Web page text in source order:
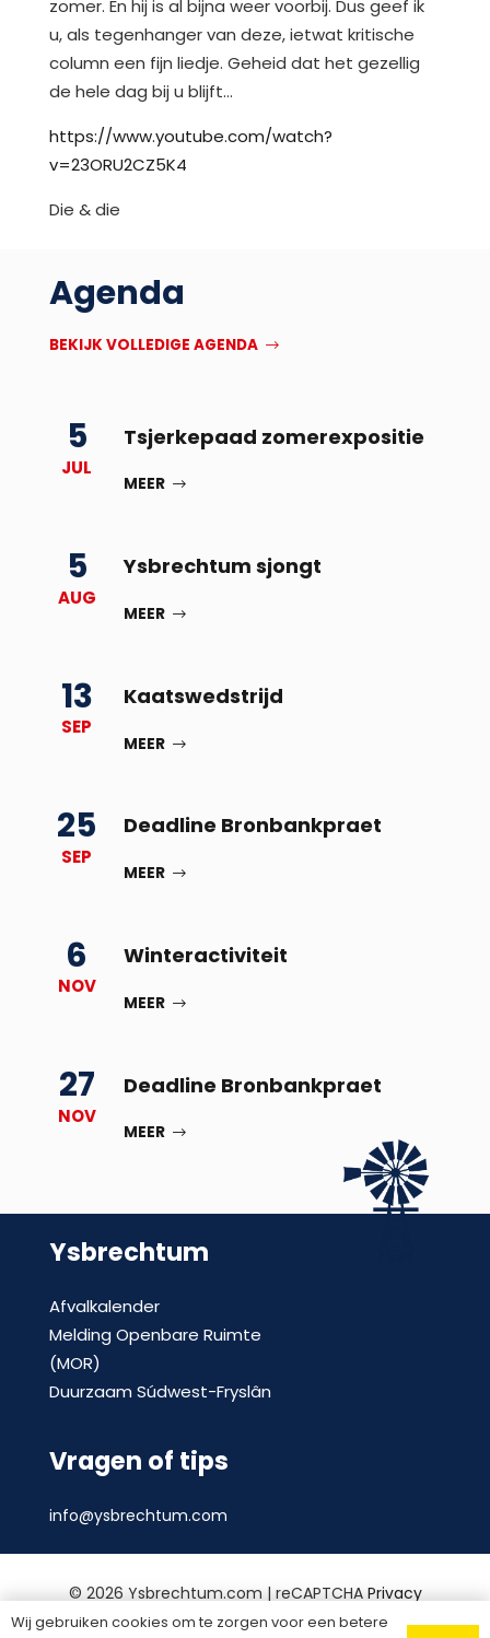
zomer. En hij is al bijna weer voorbij. Dus geef ik
u, als tegenhanger van deze, ietwat kritische
column een fijn liedje. Geheid dat het gezellig
de hele dag bij u blijft…
https://www.youtube.com/watch?
v=23ORU2CZ5K4
Die & die
Agenda
BEKIJK VOLLEDIGE AGENDA
5
JUL
Tsjerkepaad zomerexpositie
MEER
5
AUG
Ysbrechtum sjongt
MEER
13
SEP
Kaatswedstrijd
MEER
25
SEP
Deadline Bronbankpraet
MEER
6
NOV
Winteractiviteit
MEER
27
NOV
Deadline Bronbankpraet
MEER
Ysbrechtum
Afvalkalender
Melding Openbare Ruimte
(MOR)
Duurzaam Súdwest-Fryslân
Vragen of tips
info@ysbrechtum.com
© 2026 Ysbrechtum.com | reCAPTCHA Privacy
Policyenvoorwaarden|Privacy statement |
Wij gebruiken cookies om te zorgen voor een betere